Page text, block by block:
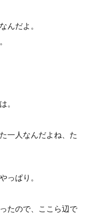
んだよ。
。
一人なんだよね、た
っぱり。
たので、ここら辺で